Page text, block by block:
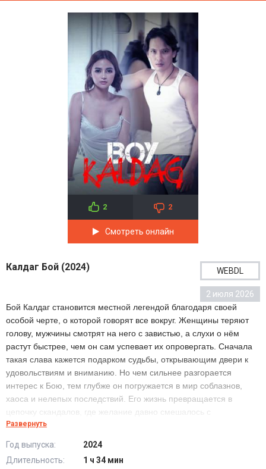
2 2
Смотреть онлайн
Калдаг Бой (2024) WEBDL
2 июля 2026
Бой Калдаг становится местной легендой благодаря своей
особой черте, о которой говорят все вокруг. Женщины теряют
голову, мужчины смотрят на него с завистью, а слухи о нём
растут быстрее, чем он сам успевает их опровергать. Сначала
такая слава кажется подарком судьбы, открывающим двери к
удовольствиям и вниманию. Но чем сильнее разгорается
интерес к Бою, тем глубже он погружается в мир соблазнов,
хаоса и нелепых последствий. Его жизнь превращается в
цепочку скандалов, где желание давно смешалось с
одиночеством. Но сможет ли он понять, кем является на самом
Развернуть
Год выпуска:
2024
Длительность:
1 ч 34 мин